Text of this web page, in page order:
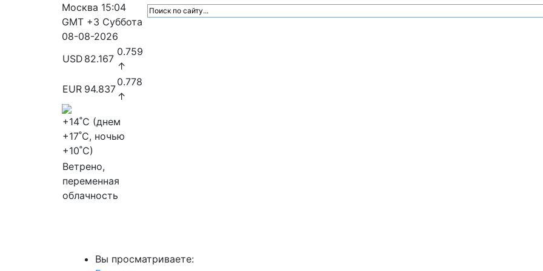
Москва 15:04
GMT +3 Суббота
08-08-2026
USD 82.167
0.759
↑
EUR 94.837
0.778
↑
+14˚C (днем
+17˚C, ночью
+10˚C)
Ветрено,
переменная
облачность
Вы просматриваете: